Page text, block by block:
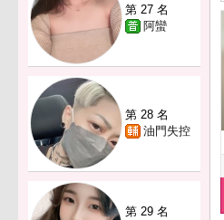
第 27 名
阿蠻
第 28 名
油門失控
第 29 名